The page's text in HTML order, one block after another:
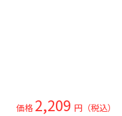
価格 2,209 円（税込）